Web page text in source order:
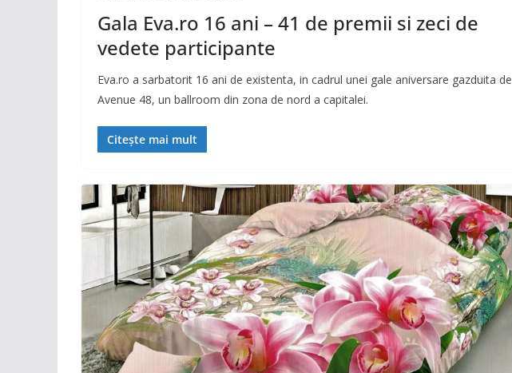
Gala Eva.ro 16 ani – 41 de premii si zeci de
vedete participante
Eva.ro a sarbatorit 16 ani de existenta, in cadrul unei gale aniversare gazduita de
Avenue 48, un ballroom din zona de nord a capitalei.
Citește mai mult